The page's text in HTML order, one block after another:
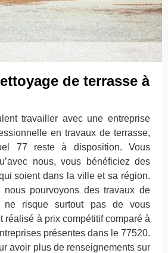
de terrasse à
travailler avec une entreprise
en travaux de terrasse,
77 reste à disposition. Vous
nous, vous bénéficiez des
soient dans la ville et sa région.
nous pourvoyons des travaux de
ne risque surtout pas de vous
réalisé à prix compétitif comparé à
présentes dans le 77520.
avoir plus de renseignements sur